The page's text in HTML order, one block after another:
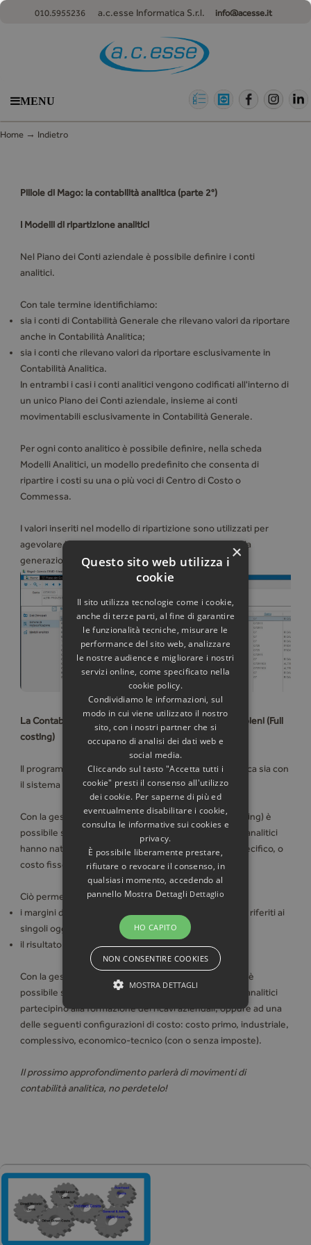
010.5955236 a.c.esse Informatica S.r.l. info@acesse.it
MENU
Home → Indietro
Pillole di Mago: la contabilità analitica (parte 2°)
I Modelli di ripartizione analitici
Nel Piano dei Conti aziendale è possibile definire i conti
analitici.
Con tale termine identifichiamo:
sia i conti di Contabilità Generale che rilevano valori da riportare
anche in Contabilità Analitica;
sia i conti che rilevano valori da riportare esclusivamente in
Contabilità Analitica.
In entrambi i casi i conti analitici vengono codificati all'interno di
un unico Piano dei Conti aziendale, insieme ai conti
movimentabili esclusivamente in Contabilità Generale.
Per ogni conto analitico è possibile definire, nella scheda
Modelli Analitici, un modello predefinito che consenta di
ripartire i costi su una o più voci di Centro di Costo o
Commessa.
I valori inseriti nel modello di ripartizione sono utilizzati per
agevolare la generazione manuale, e per consentire la
generazione automatica, dei Movimenti analitici.
La Contabilità a costi diretti (Direct costing) e a costi pieni (Full
costing)
Il programma consente di gestire la Contabilità Analitica sia con
il sistema Direct costing sia con quello Full costing.
Con la gestione del sistema a costi diretti (Direct costing) è
possibile stabilire che i movimenti registrati sui conti analitici
hanno natura di ricavo, costo variabile, costo fisso specifico, o
costo fisso comune.
Ciò permette di calcolare:
i margini di contribuzione di primo e di secondo livello riferiti ai
singoli oggetti di costo (Centri e/o Commesse);
il risultato complessivo aziendale.
Con la gestione del sistema a costi pieni (Full costing) è
possibile stabilire che i movimenti registrati sui conti analitici
partecipino alla formazione dei ricavi aziendali, oppure ad una
delle seguenti configurazioni di costo: costo primo, industriale,
complessivo, economico-tecnico (con o senza imposte).
Il prossimo approfondimento parlerà di movimenti di
contabilità analitica, no perdetelo!
×
Questo sito web utilizza i
cookie
Il sito utilizza tecnologie come i cookie,
anche di terze parti, al fine di garantire
le funzionalità tecniche, misurare le
performance del sito web, analizzare
le nostre audience e migliorare i nostri
servizi online, come specificato nella
cookie policy.
Condividiamo le informazioni, sul
modo in cui viene utilizzato il nostro
sito, con i nostri partner che si
occupano di analisi dei dati web e
social media.
Cliccando sul tasto "Accetta tutti i
cookie" presti il consenso all'utilizzo
dei cookie. Per saperne di più ed
eventualmente disabilitare i cookie,
consulta le informative sui cookies e
privacy.
È possibile liberamente prestare,
rifiutare o revocare il consenso, in
qualsiasi momento, accedendo al
pannello Mostra Dettagli Dettaglio
HO CAPITO
NON CONSENTIRE COOKIES
MOSTRA DETTAGLI